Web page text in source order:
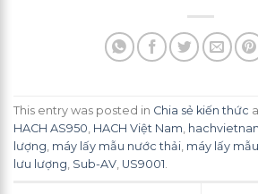
This entry was posted in Chia sẻ kiến thức
HACH AS950, HACH Việt Nam,
lượng, máy lấy mẫu nước thải, máy lấy
lưu lượng, Sub-AV, US9001.